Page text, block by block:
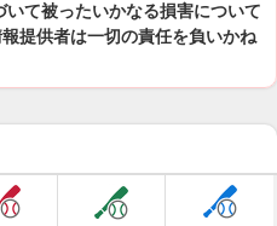
て被ったいかなる損害について
提供者は一切の責任を負いかね